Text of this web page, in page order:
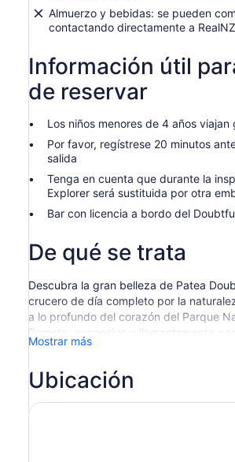
Almuerzo y bebidas: se pueden
contactando directamente a RealNZ
Información útil
de reservar
Los niños menores de 4 años viajan
Por favor, regístrese 20 minutos
salida
Tenga en cuenta que durante la
Explorer será sustituida por otra
Bar con licencia a bordo del
De qué se trata
Descubra la gran belleza de Patea
crucero de día completo por la
a lo profundo del corazón del Parque
Remoto, expansivo y llamantemente
Sound ofrece una rara oportunidad de
Nuestro viaje comienza con un crucero
el lago Manapouri, uno de los lagos
Mostrar más
Ubicación